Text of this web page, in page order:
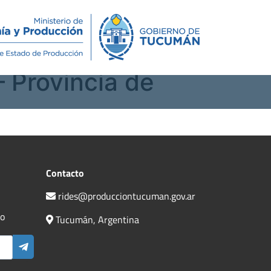
Novedades Contacto
Provincia de
Contacto
rides@producciontucuman.gov.ar
Tucumán, Argentina